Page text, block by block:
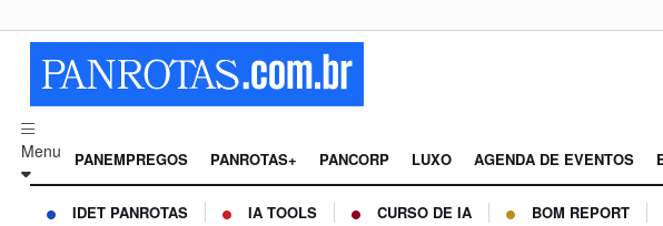
Menu PANEMPREGOS PANROTAS+ PANCORP LUXO AGENDA DE EVENTOS
IDET PANROTAS IA TOOLS CURSO DE IA BOM REPORT